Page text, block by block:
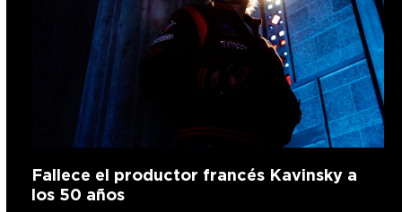
Fallece el productor francés Kavinsky a
los 50 años